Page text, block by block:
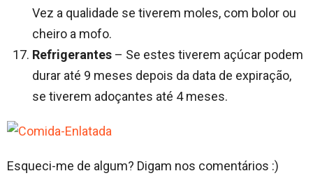
Vez a qualidade se tiverem moles, com bolor ou
cheiro a mofo.
Refrigerantes – Se estes tiverem açúcar podem
durar até 9 meses depois da data de expiração,
se tiverem adoçantes até 4 meses.
Esqueci-me de algum? Digam nos comentários :)